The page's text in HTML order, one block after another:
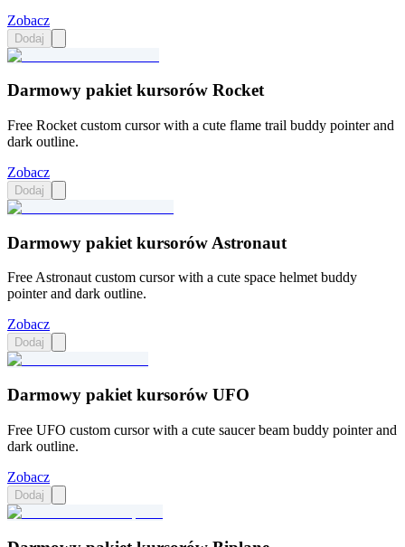
Zobacz
Dodaj
Darmowy pakiet kursorów Rocket
Free Rocket custom cursor with a cute flame trail buddy pointer and
dark outline.
Zobacz
Dodaj
Darmowy pakiet kursorów Astronaut
Free Astronaut custom cursor with a cute space helmet buddy
pointer and dark outline.
Zobacz
Dodaj
Darmowy pakiet kursorów UFO
Free UFO custom cursor with a cute saucer beam buddy pointer and
dark outline.
Zobacz
Dodaj